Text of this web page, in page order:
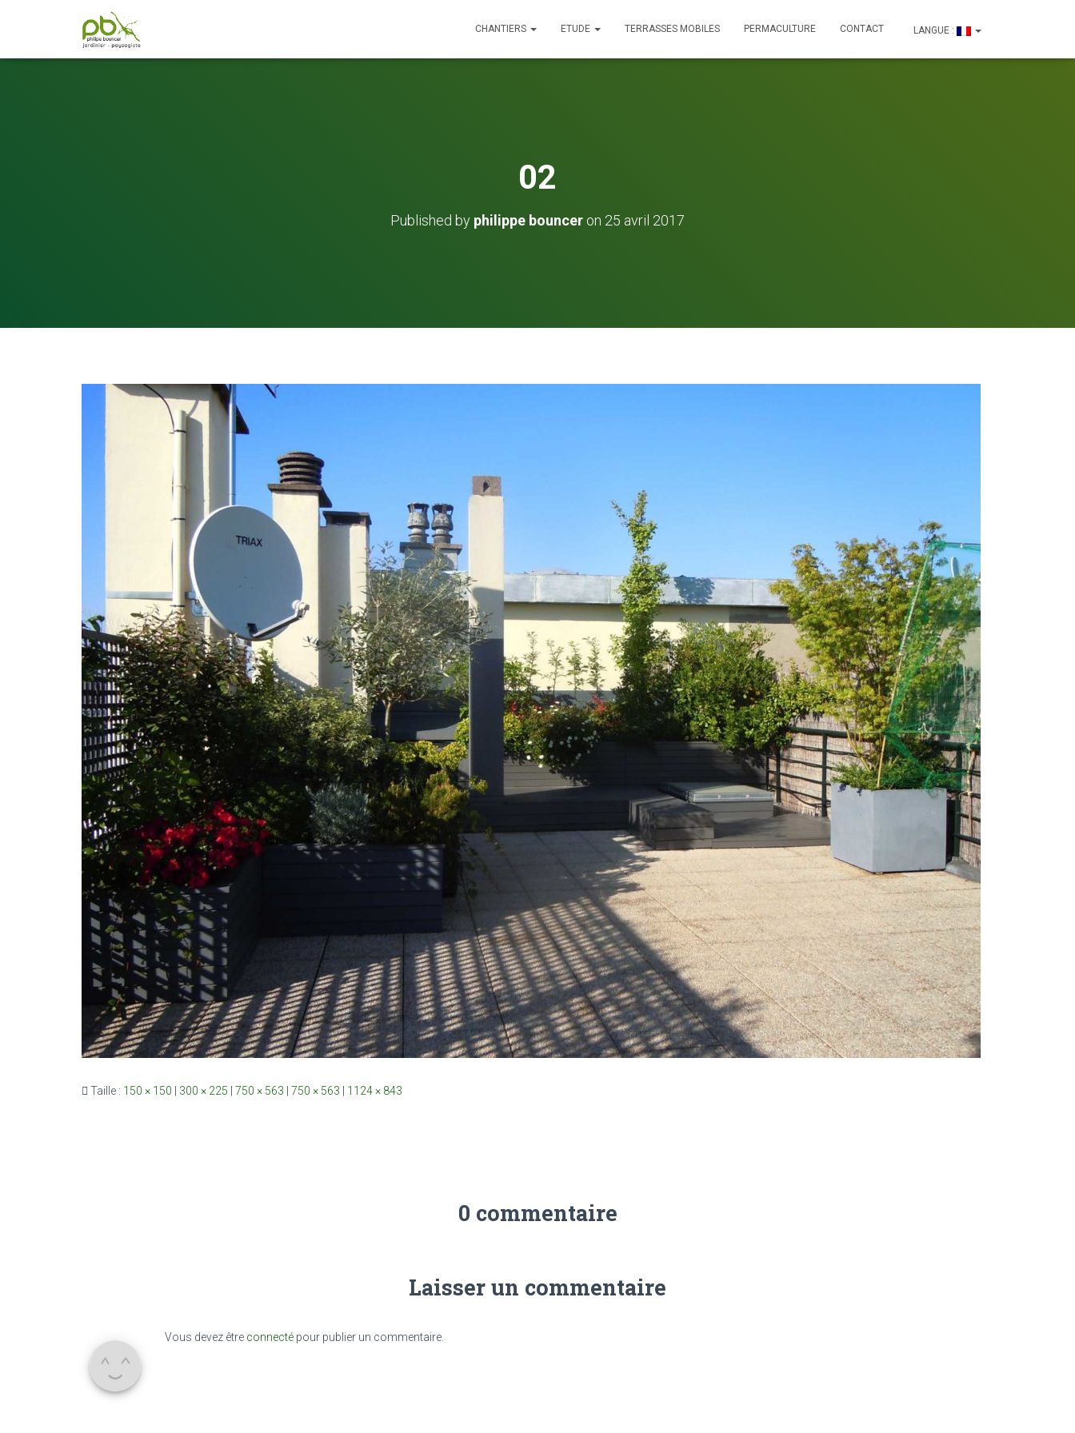
CHANTIERS ETUDE TERRASSES MOBILES PERMACULTURE CONTACT LANGUE :
02
Published by philippe bouncer on 25 avril 2017
Taille : 150 × 150 300 × 225 750 × 563 750 × 563 1124 × 843
0 commentaire
Laisser un commentaire
Vous devez être connecté pour publier un commentaire.